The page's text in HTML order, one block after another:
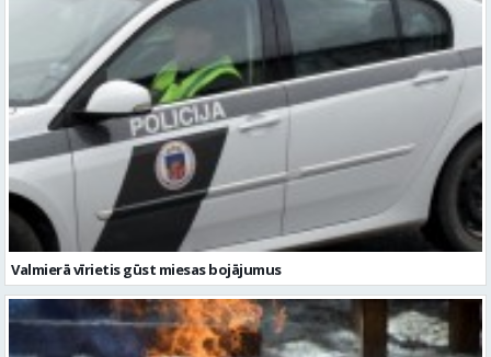
Valmierā vīrietis gūst miesas bojājumus